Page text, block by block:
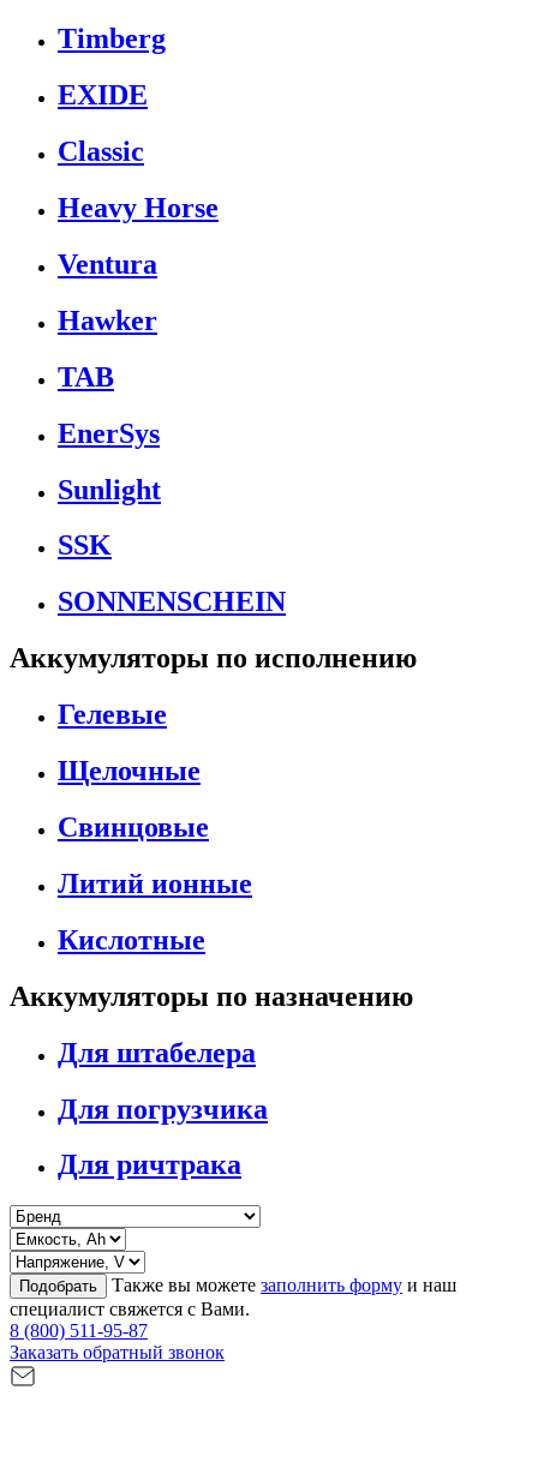
Timberg
EXIDE
Classic
Heavy Horse
Ventura
Hawker
TAB
EnerSys
Sunlight
SSK
SONNENSCHEIN
Аккумуляторы по исполнению
Гелевые
Щелочные
Свинцовые
Литий ионные
Кислотные
Аккумуляторы по назначению
Для штабелера
Для погрузчика
Для ричтрака
Подобрать Также вы можете заполнить форму и наш
специалист свяжется с Вами.
8 (800) 511-95-87
Заказать обратный звонок